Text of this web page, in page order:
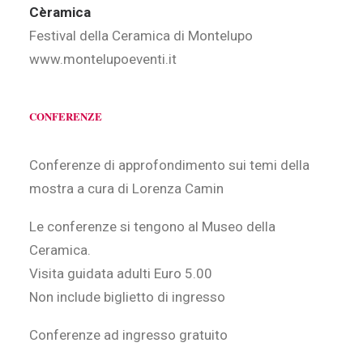
Cèramica
Festival della Ceramica di Montelupo
www.montelupoeventi.it
CONFERENZE
Conferenze di approfondimento sui temi della
mostra a cura di Lorenza Camin
Le conferenze si tengono al Museo della
Ceramica.
Visita guidata adulti Euro 5.00
Non include biglietto di ingresso
Conferenze ad ingresso gratuito